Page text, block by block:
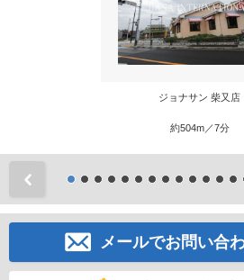
ジョナサン 柴又店
約504m／7分
メールでお問い合